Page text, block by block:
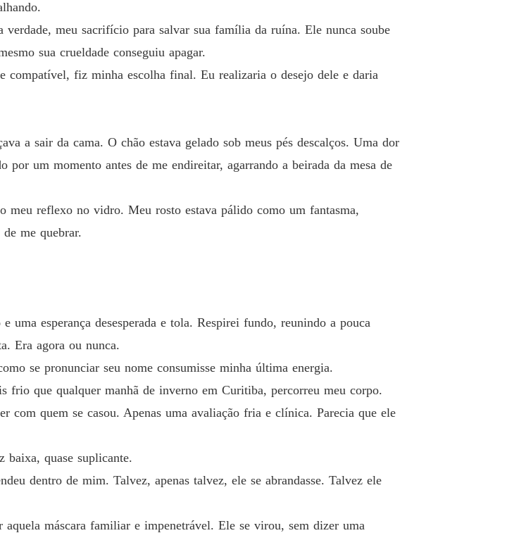
meu sacrifício para salvar sua família da ruína. Ele nunca soube
sua crueldade conseguiu apagar.
compatível, fiz minha escolha final. Eu realizaria o desejo dele e daria
a sair da cama. O chão estava gelado sob meus pés descalços. Uma dor
um momento antes de me endireitar, agarrando a beirada da mesa de
meu reflexo no vidro. Meu rosto estava pálido como um fantasma,
me quebrar.
esperança desesperada e tola. Respirei fundo, reunindo a pouca
Era agora ou nunca.
se pronunciar seu nome consumisse minha última energia.
frio que qualquer manhã de inverno em Curitiba, percorreu meu corpo.
com quem se casou. Apenas uma avaliação fria e clínica. Parecia que ele
baixa, quase suplicante.
dentro de mim. Talvez, apenas talvez, ele se abrandasse. Talvez ele
máscara familiar e impenetrável. Ele se virou, sem dizer uma
O Anseio Dele, Meu Coração Desfalecente
O Anseio Dele, Meu Coração Desfalecente
Capítulo 15
16/12/2025
O Anseio Dele, Meu Coração Desfalecente
O Anseio Dele, Meu Coração Desfalecente
Capítulo 19
Capítulo 20
O Anseio Dele, Meu Coração Desfalecente
Capítulo 21
16/12/2025